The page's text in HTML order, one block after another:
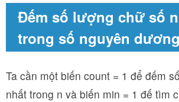
Đếm số lượng chữ số
trong số nguyên
Ta cần một biến count = 1 để đếm
nhất trong n và biến min = 1 đế tìm